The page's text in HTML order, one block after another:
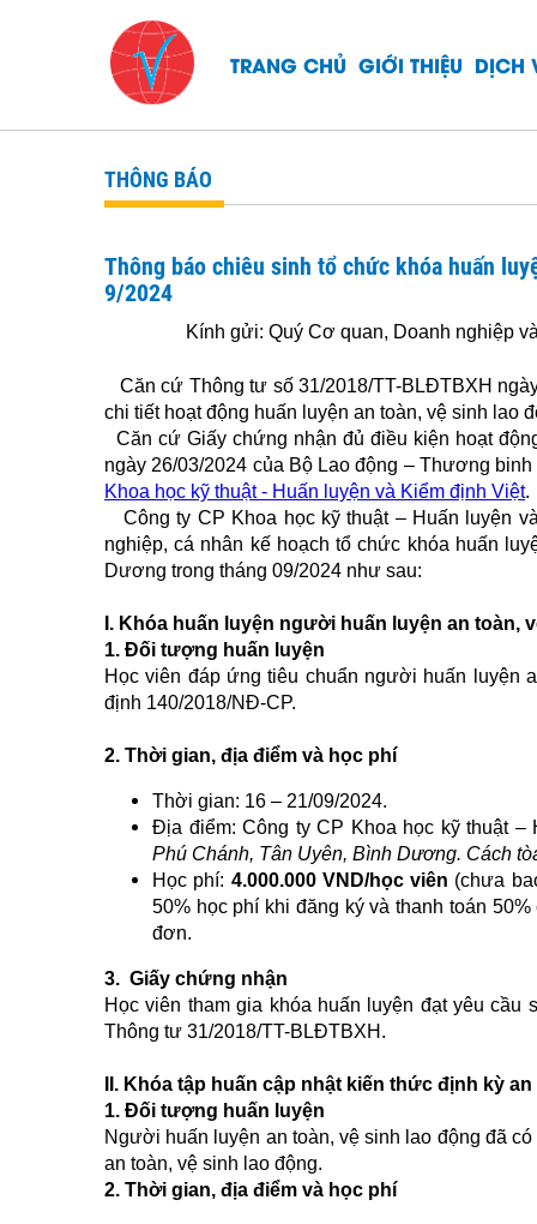
TRANG CHỦ GIỚI THIỆU DỊCH
THÔNG BÁO
Thông báo chiêu sinh tổ chức khóa huấn
9/2024
Kính gửi: Quý Cơ quan, Doanh nghiệp và
Căn cứ Thông tư số 31/2018/TT-BLĐTBXH
chi tiết hoạt động huấn luyện an toàn, vệ sinh lao
Căn cứ Giấy chứng nhận đủ điều kiện hoạt
ngày 26/03/2024 của Bộ Lao động – Thương
Khoa học kỹ thuật - Huấn luyện và Kiểm định Việt.
Công ty CP Khoa học kỹ thuật – Huấn luyện
nghiệp, cá nhân kế hoạch tổ chức khóa huấn
Dương trong tháng 09/2024 như sau:
I. Khóa huấn luyện người huấn luyện an toàn,
1. Đối tượng huấn luyện
Học viên đáp ứng tiêu chuẩn người huấn luyện
định 140/2018/NĐ-CP.
2. Thời gian, địa điểm và học phí
Thời gian: 16 – 21/09/2024.
Địa điểm: Công ty CP Khoa học kỹ thuật
Phú Chánh, Tân Uyên, Bình Dương. Cách
Học phí: 4.000.000 VND/học viên (chưa
50% học phí khi đăng ký và thanh toán
đơn.
3. Giấy chứng nhận
Học viên tham gia khóa huấn luyện đạt yêu
Thông tư 31/2018/TT-BLĐTBXH.
II. Khóa tập huấn cập nhật kiến thức định kỳ
1. Đối tượng huấn luyện
Người huấn luyện an toàn, vệ sinh lao động đã
an toàn, vệ sinh lao động.
2. Thời gian, địa điểm và học phí